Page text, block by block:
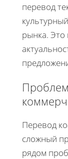
перевод
рынка. Это
Перевод
сложный
рядом